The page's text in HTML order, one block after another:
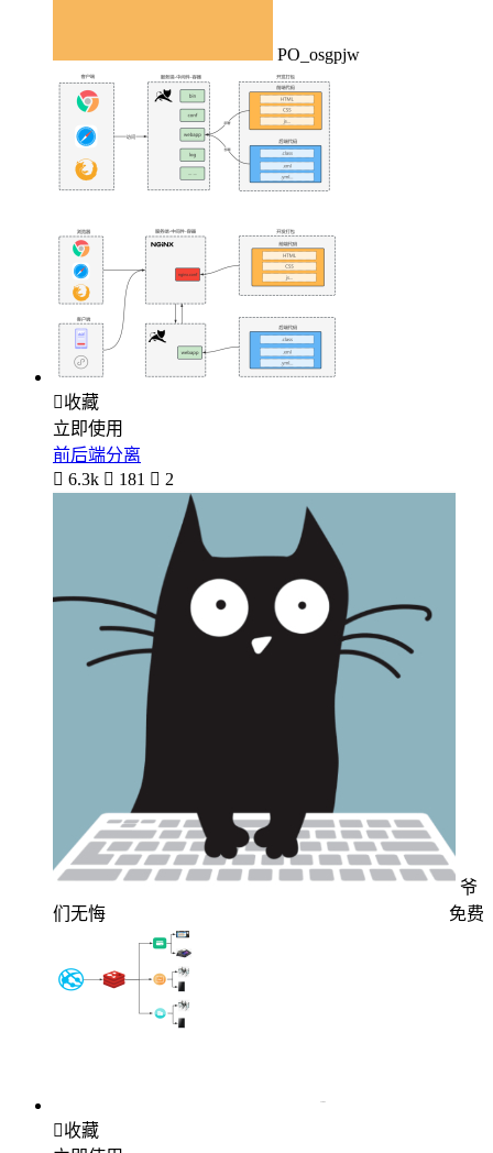
PO_osgpjw
收藏
立即使用
前后端分离
 6.3k  181  2
爷
们无悔
免费
收藏